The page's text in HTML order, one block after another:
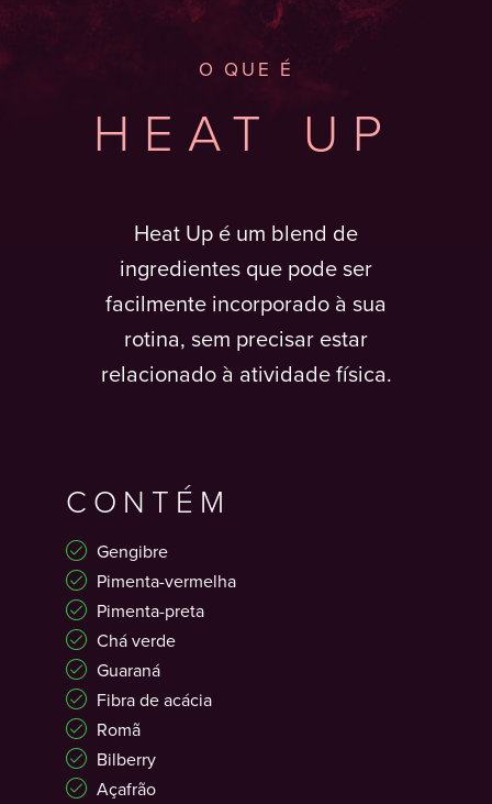
O QUE É
HEAT UP
Heat Up é um blend de
ingredientes que pode ser
facilmente incorporado à sua
rotina, sem precisar estar
relacionado à atividade física.
CONTÉM
Gengibre
Pimenta-vermelha
Pimenta-preta
Chá verde
Guaraná
Fibra de acácia
Romã
Bilberry
Açafrão